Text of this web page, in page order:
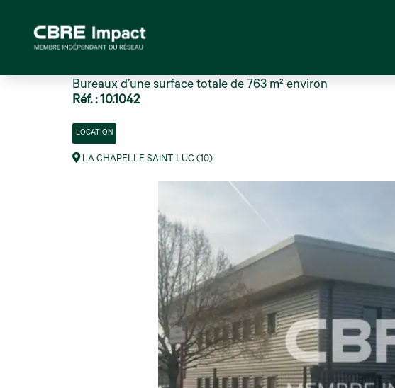
Bureaux d’une surface totale de 763 m² environ
Réf. : 10.1042
LOCATION
LA CHAPELLE SAINT LUC (10)